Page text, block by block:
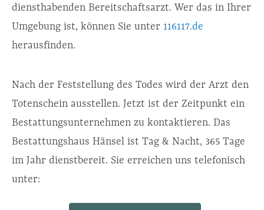
diensthabenden Bereitschaftsarzt. Wer das in Ihrer
Umgebung ist, können Sie unter 116117.de
herausfinden.
Nach der Feststellung des Todes wird der Arzt den
Totenschein ausstellen. Jetzt ist der Zeitpunkt ein
Bestattungsunternehmen zu kontaktieren. Das
Bestattungshaus Hänsel ist Tag & Nacht, 365 Tage
im Jahr dienstbereit. Sie erreichen uns telefonisch
unter: